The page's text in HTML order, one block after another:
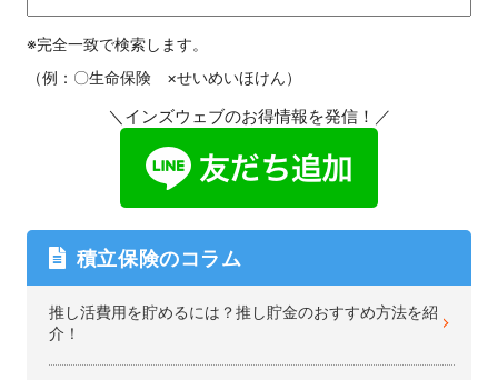
※完全一致で検索します。
（例：〇生命保険 ×せいめいほけん）
＼インズウェブのお得情報を発信！／
積立保険のコラム
推し活費用を貯めるには？推し貯金のおすすめ方法を紹
介！